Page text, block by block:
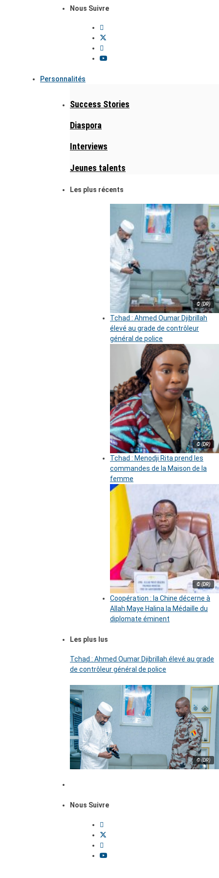
Nous Suivre
Personnalités
Success Stories
Diaspora
Interviews
Jeunes talents
Les plus récents
© (DR)
Tchad : Ahmed Oumar Djibrillah
élevé au grade de contrôleur
général de police
© (DR)
Tchad : Menodji Rita prend les
commandes de la Maison de la
femme
© (DR)
Coopération : la Chine décerne à
Allah Maye Halina la Médaille du
diplomate éminent
Les plus lus
Tchad : Ahmed Oumar Djibrillah élevé au grade
de contrôleur général de police
© (DR)
Nous Suivre